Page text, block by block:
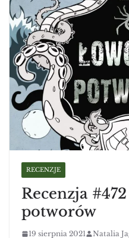
RECENZJE
Recenzja
potworów
19 sierpnia 2021 Natalia